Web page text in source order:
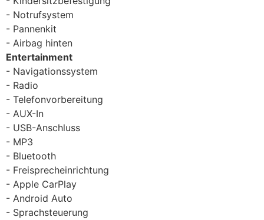
Notrufsystem
Pannenkit
Airbag hinten
Entertainment
Navigationssystem
Radio
Telefonvorbereitung
AUX-In
USB-Anschluss
MP3
Bluetooth
Freisprecheinrichtung
Apple CarPlay
Android Auto
Sprachsteuerung